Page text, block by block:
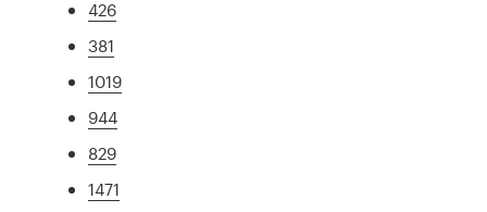
426
381
1019
944
829
1471